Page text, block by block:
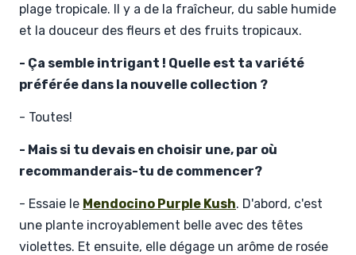
plage tropicale. Il y a de la fraîcheur, du sable humide
et la douceur des fleurs et des fruits tropicaux.
- Ça semble intrigant ! Quelle est ta variété
préférée dans la nouvelle collection ?
- Toutes!
- Mais si tu devais en choisir une, par où
recommanderais-tu de commencer?
- Essaie le Mendocino Purple Kush. D'abord, c'est
une plante incroyablement belle avec des têtes
violettes. Et ensuite, elle dégage un arôme de rosée